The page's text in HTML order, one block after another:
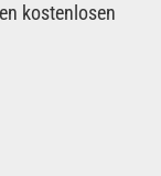
kostenlosen